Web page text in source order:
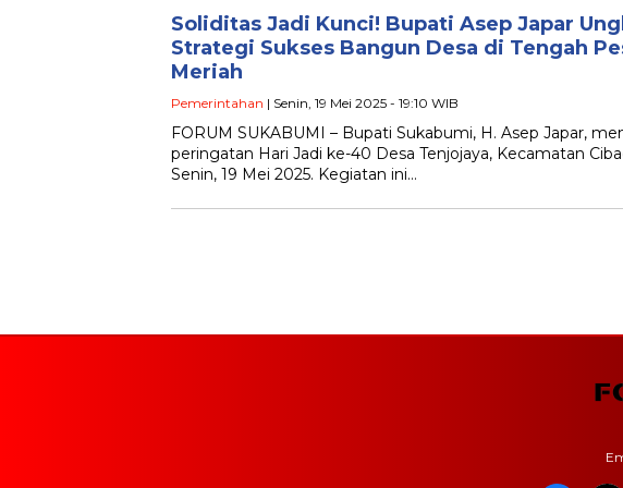
Soliditas Jadi Kunci! Bupati Asep Japar
Strategi Sukses Bangun Desa di Tengah
Meriah
Pemerintahan | Senin, 19 Mei 2025 - 19:10 WIB
FORUM SUKABUMI – Bupati Sukabumi, H. Asep Japar,
peringatan Hari Jadi ke-40 Desa Tenjojaya, Kecamatan
Senin, 19 Mei 2025. Kegiatan ini…